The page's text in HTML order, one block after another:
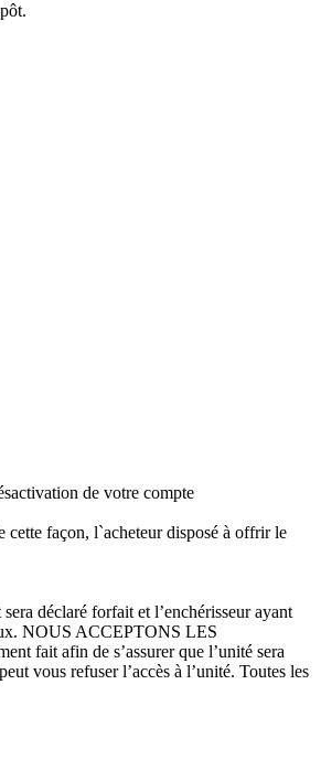
de votre compte
cette façon, l`acheteur disposé à offrir le
déclaré forfait et l’enchérisseur ayant
NOUS ACCEPTONS LES
fait afin de s’assurer que l’unité sera
vous refuser l’accès à l’unité. Toutes les